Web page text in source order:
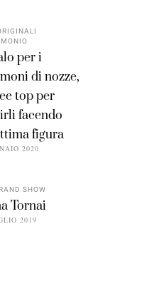
per i
di nozze,
top per
facendo
figura
2020
SHOW
Tornai
2019